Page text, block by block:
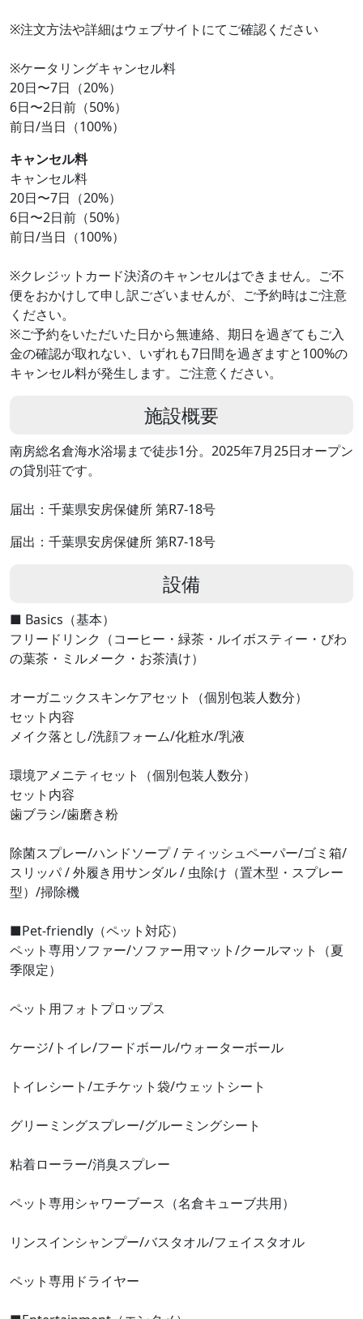
※注文方法や詳細はウェブサイトにてご確認ください
※ケータリングキャンセル料
20日〜7日（20%）
6日〜2日前（50%）
前日/当日（100%）
キャンセル料
キャンセル料
20日〜7日（20%）
6日〜2日前（50%）
前日/当日（100%）
※クレジットカード決済のキャンセルはできません。ご不
便をおかけして申し訳ございませんが、ご予約時はご注意
ください。
※ご予約をいただいた日から無連絡、期日を過ぎてもご入
金の確認が取れない、いずれも7日間を過ぎますと100%の
キャンセル料が発生します。ご注意ください。
施設概要
南房総名倉海水浴場まで徒歩1分。2025年7月25日オープン
の貸別荘です。
届出：千葉県安房保健所 第R7-18号
届出：千葉県安房保健所 第R7-18号
設備
■ Basics（基本）
フリードリンク（コーヒー・緑茶・ルイボスティー・びわ
の葉茶・ミルメーク・お茶漬け）
オーガニックスキンケアセット（個別包装人数分）
セット内容
メイク落とし/洗顔フォーム/化粧水/乳液
環境アメニティセット（個別包装人数分）
セット内容
歯ブラシ/歯磨き粉
除菌スプレー/ハンドソープ / ティッシュペーパー/ゴミ箱/
スリッパ / 外履き用サンダル / 虫除け（置木型・スプレー
型）/掃除機
■Pet-friendly（ペット対応）
ペット専用ソファー/ソファー用マット/クールマット（夏
季限定）
ペット用フォトプロップス
ケージ/トイレ/フードボール/ウォーターボール
トイレシート/エチケット袋/ウェットシート
グリーミングスプレー/グルーミングシート
粘着ローラー/消臭スプレー
ペット専用シャワーブース（名倉キューブ共用）
リンスインシャンプー/バスタオル/フェイスタオル
ペット専用ドライヤー